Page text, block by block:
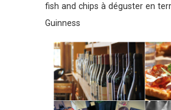
fish and chips à déguster en
Guinness